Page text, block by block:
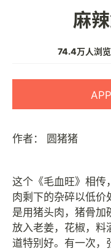
麻
74.4万人浏览
作者： 圆猪猪
这个《毛血旺》相传
肉剩下的杂碎以低价
是用猪头肉，猪骨加
放入老姜，花椒，料
道特别好。有一次，